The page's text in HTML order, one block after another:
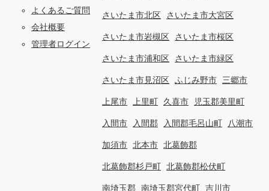
よくあるご質問
会社概要
管理者ログイン
さいたま市北区 さいたま市大宮区
さいたま市岩槻区 さいたま市桜区
さいたま市浦和区 さいたま市緑区
さいたま市見沼区 ふじみ野市 三郷市
上尾市 上里町 久喜市 児玉郡美里町
入間市 入間郡 入間郡毛呂山町 八潮市
加須市 北本市 北葛飾郡
北葛飾郡杉戸町 北葛飾郡松伏町
南埼玉郡 南埼玉郡宮代町 吉川市